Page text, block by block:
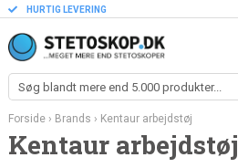
HURTIG LEVERING
Forside› Brands › Kentaur arbejdstøj
Kentaur arbejdstøj